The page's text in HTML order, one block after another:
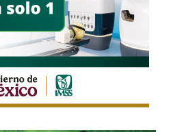
lleva servicios de salud y
del Sauzalito